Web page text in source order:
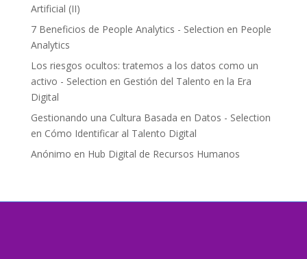
Artificial (II)
7 Beneficios de People Analytics - Selection en People
Analytics
Los riesgos ocultos: tratemos a los datos como un
activo - Selection en Gestión del Talento en la Era
Digital
Gestionando una Cultura Basada en Datos - Selection
en Cómo Identificar al Talento Digital
Anónimo en Hub Digital de Recursos Humanos